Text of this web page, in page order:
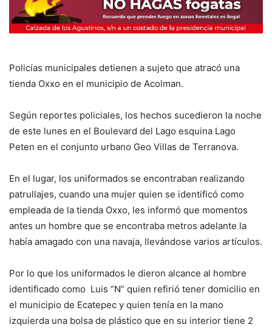
Policías municipales detienen a sujeto que atracó una
tienda Oxxo en el municipio de Acolman.
Según reportes policiales, los hechos sucedieron la noche
de este lunes en el Boulevard del Lago esquina Lago
Peten en el conjunto urbano Geo Villas de Terranova.
En el lugar, los uniformados se encontraban realizando
patrullajes, cuando una mujer quien se identificó como
empleada de la tienda Oxxo, les informó que momentos
antes un hombre que se encontraba metros adelante la
había amagado con una navaja, llevándose varios artículos.
Por lo que los uniformados le dieron alcance al hombre
identificado como Luis “N” quien refirió tener domicilio en
el municipio de Ecatepec y quien tenía en la mano
izquierda una bolsa de plástico que en su interior tiene 2